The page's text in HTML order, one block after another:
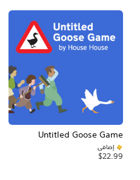
Untitled Goose Game
إضافي
$22.99